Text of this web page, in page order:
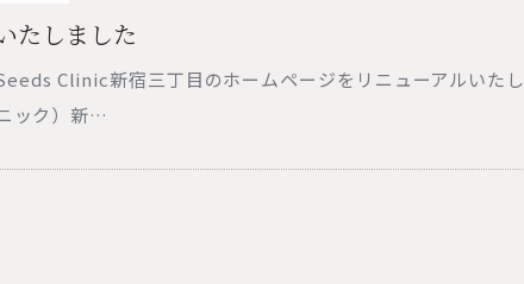
たしました
Clinic新宿三丁目のホームページをリニューアルいたし
ック）新…